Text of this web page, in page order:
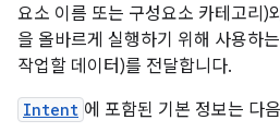
요소 이름 또는 구성요소 카테고리)
을 올바르게 실행하기 위해 사용하
작업할 데이터)를 전달합니다.
Intent 에 포함된 기본 정보는 다